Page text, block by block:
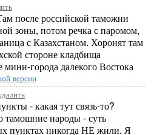
после российской таможни
зоны, потом речка с паромом,
с Казахстаном. Хоронят там
стороне кладбища
города далекого Востока
версии
- какая тут связь-то?
тамошние народы - суть
пунктах никогда НЕ жили. Я